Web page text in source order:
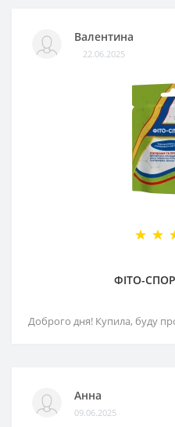
Валентина
22.06.2025
ФІТО-
Доброго дня! Купила, буду
Анна
09.06.2025